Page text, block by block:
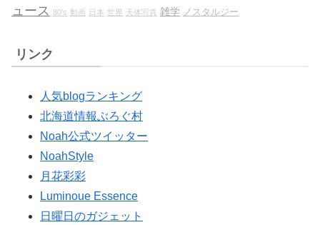
ュース 80's 動画 日本 世界 天体写真 雑学 ノスタルジー
リンク
人気blogランキング
北海道情報ぶろぐ村
Noah公式ツイッター
NoahStyle
月花彩彩
Luminoue Essence
日曜日のガジェット